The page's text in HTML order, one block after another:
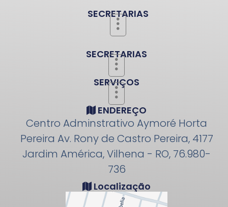
SECRETARIAS
SECRETARIAS
SERVIÇOS
ENDEREÇO
Centro Adminstrativo Aymoré Horta
Pereira Av. Rony de Castro Pereira, 4177
Jardim América, Vilhena - RO, 76.980-
736
Localização